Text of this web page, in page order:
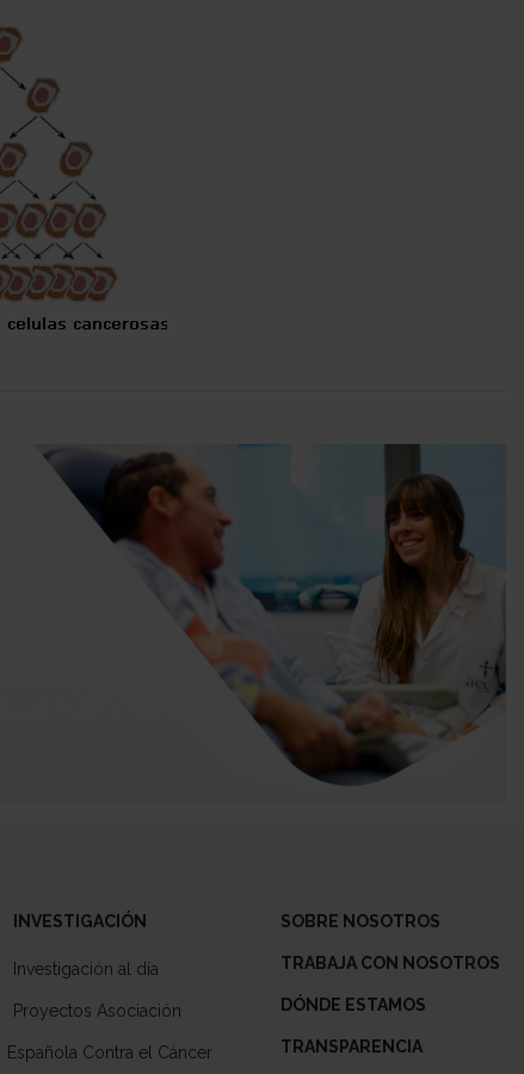
INVESTIGACIÓN
Investigación al día
Proyectos Asociación
Española Contra el Cáncer
SOBRE NOSOTROS
TRABAJA CON NOSOTROS
DÓNDE ESTAMOS
TRANSPARENCIA